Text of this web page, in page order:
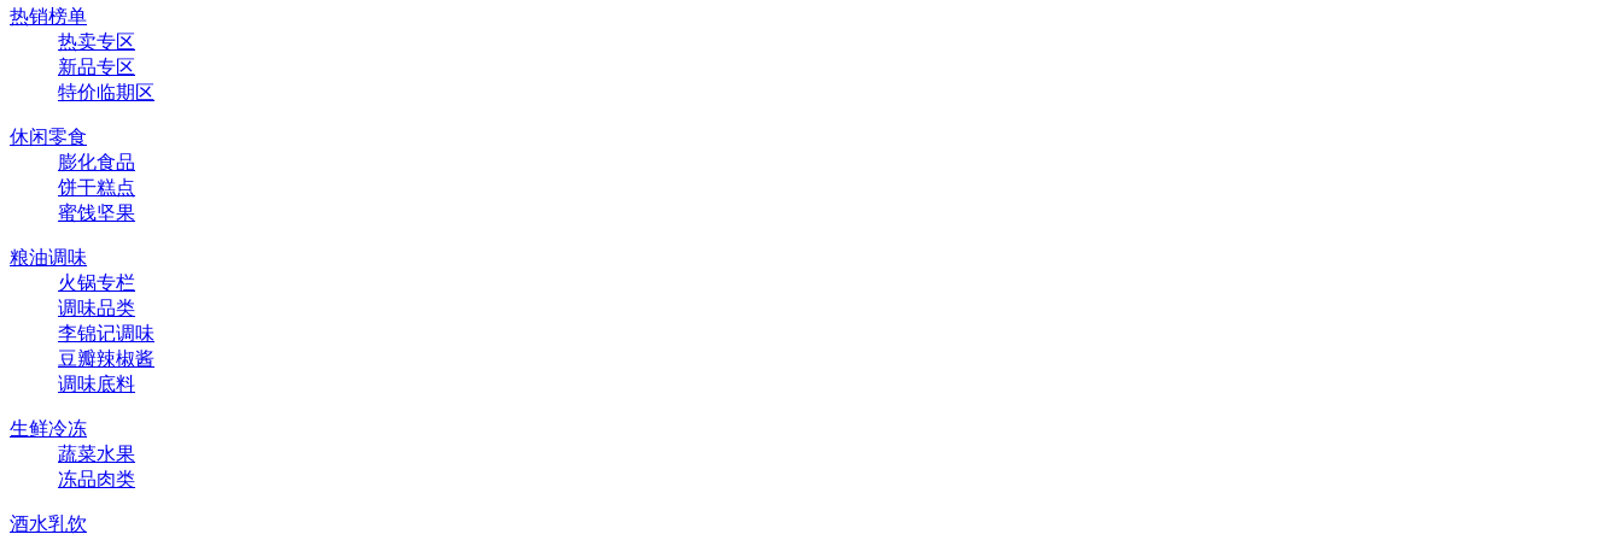
热销榜单
热卖专区
新品专区
特价临期区
休闲零食
膨化食品
饼干糕点
蜜饯坚果
粮油调味
火锅专栏
调味品类
李锦记调味
豆瓣辣椒酱
调味底料
生鲜冷冻
蔬菜水果
冻品肉类
酒水乳饮